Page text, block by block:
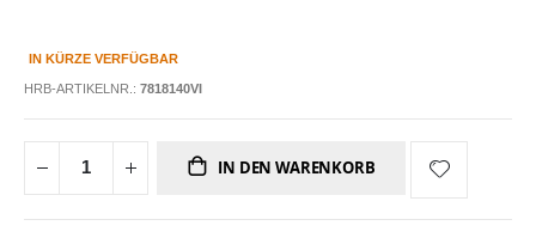
IN KÜRZE VERFÜGBAR
HRB-ARTIKELNR.: 7818140VI
IN DEN WARENKORB